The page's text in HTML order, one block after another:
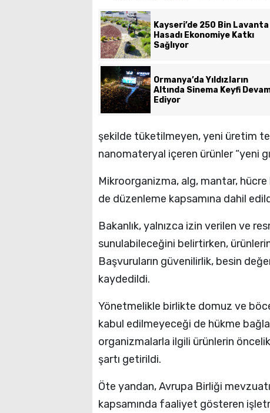
Kayseri’de 250 Bin Lavanta
Hasadı Ekonomiye Katkı
Sağlıyor
Ormanya’da Yıldızların
Altında Sinema Keyfi
Ediyor
şekilde tüketilmeyen, yeni üretim
nanomateryal içeren ürünler “yeni
Mikroorganizma, alg, mantar,
de düzenleme kapsamına dahil
Bakanlık, yalnızca izin verilen ve
sunulabileceğini belirtirken,
Başvuruların güvenilirlik, besin
kaydedildi.
Yönetmelikle birlikte domuz ve
kabul edilmeyeceği de hükme
organizmalarla ilgili ürünlerin
şartı getirildi.
Öte yandan, Avrupa Birliği
kapsamında faaliyet gösteren